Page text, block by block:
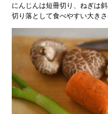
にんじんは短冊切り、ねぎは
切り落として食べやすい大きさ